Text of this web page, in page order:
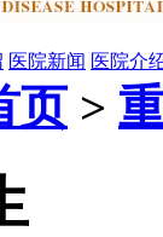
医院新闻 医院介
页 >